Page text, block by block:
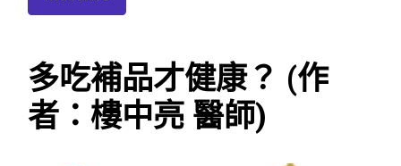
多吃補品才健康？ (作
者：樓中亮 醫師)